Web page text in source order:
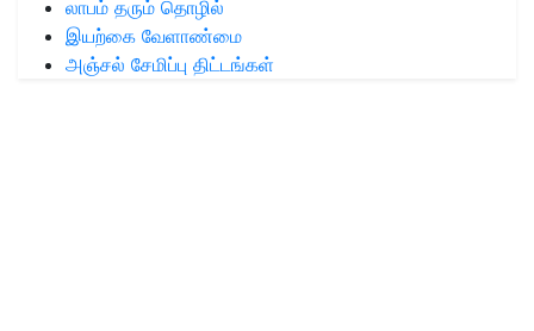
லாபம் தரும் தொழில்
இயற்கை வேளாண்மை
அஞ்சல் சேமிப்பு திட்டங்கள்